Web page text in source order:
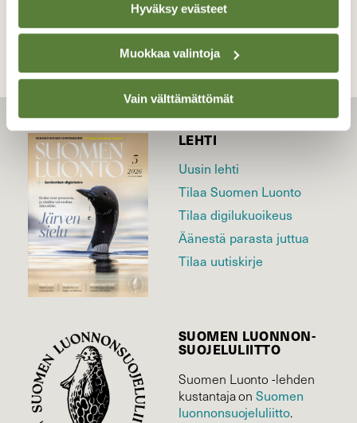
Hyväksy evästeet
Muokkaa valintoja
Vain välttämättömät
LEHTI
Uusin lehti
Tilaa Suomen Luonto
Tilaa digilukuoikeus
Äänestä parasta juttua
Tilaa uutiskirje
SUOMEN LUONNON­
SUOJELU­LIITTO
Suomen Luonto -lehden
kustantaja onSuomen
luonnonsuojelu­liitto.